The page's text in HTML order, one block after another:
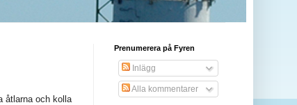
åtlarna och kolla
Prenumerera på Fyren
Inlägg
Alla kommentarer